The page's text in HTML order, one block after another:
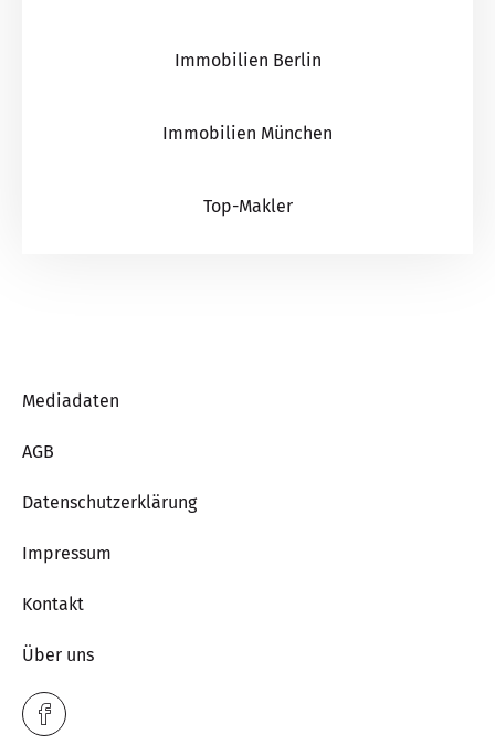
Immobilien Berlin
Immobilien München
Top-Makler
Mediadaten
AGB
Datenschutzerklärung
Impressum
Kontakt
Über uns